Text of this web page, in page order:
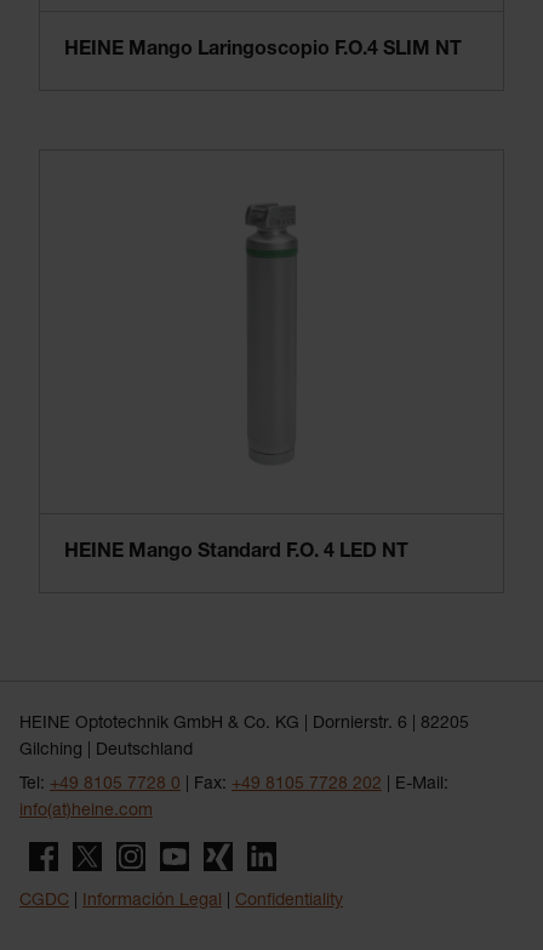
HEINE Mango Laringoscopio F.O.4 SLIM NT
HEINE Mango Standard F.O. 4 LED NT
HEINE Optotechnik GmbH & Co. KG | Dornierstr. 6 | 82205
Gilching | Deutschland
Tel: +49 8105 7728 0 | Fax: +49 8105 7728 202 | E-Mail:
info(at)heine.com
CGDC Información Legal Confidentiality